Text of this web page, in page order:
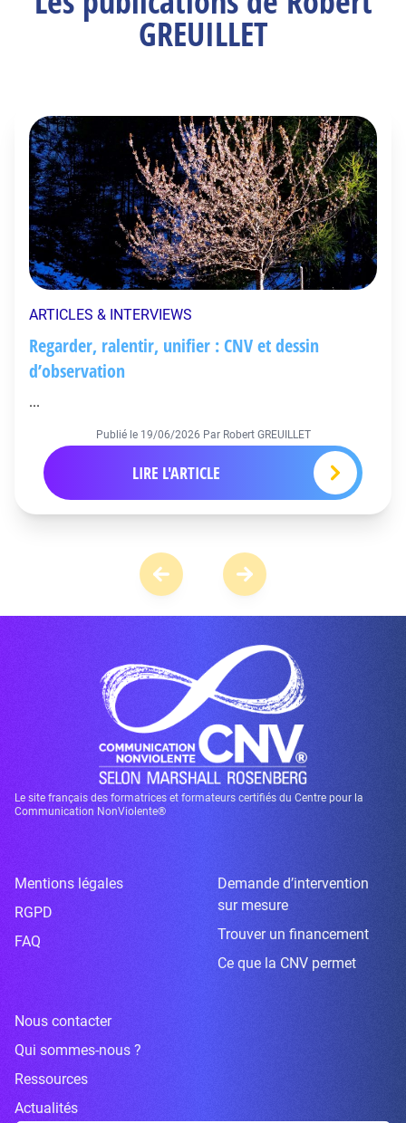
GREUILLET
ARTICLES & INTERVIEWS
Regarder, ralentir, unifier : CNV et dessin
d’observation
...
Publié le 19/06/2026 Par Robert GREUILLET
LIRE L'ARTICLE
Le site français des formatrices et formateurs certifiés du Centre pour la
Communication NonViolente®
Mentions légales
RGPD
FAQ
Demande d’intervention
sur mesure
Trouver un financement
Ce que la CNV permet
Nous contacter
Qui sommes-nous ?
Ressources
Actualités